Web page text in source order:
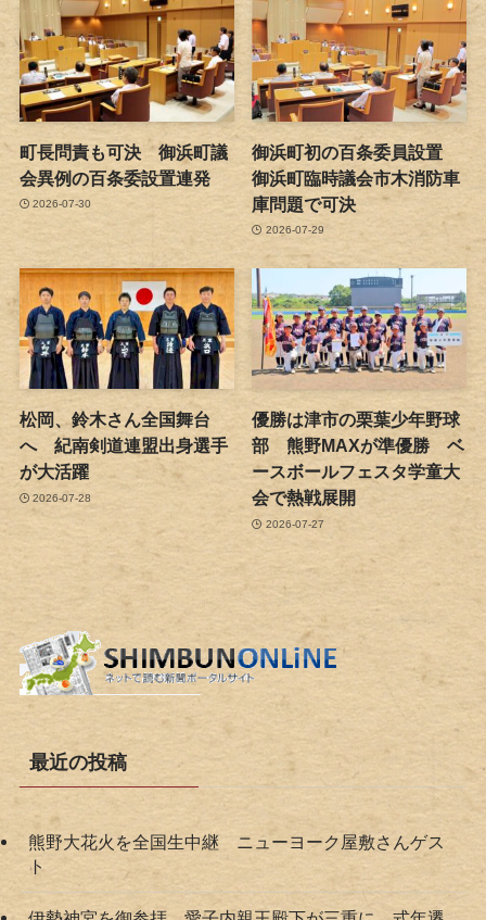
町長問責も可決 御浜町議
会異例の百条委設置連発
2026-07-30
御浜町初の百条委員設置
御浜町臨時議会市木消防車
庫問題で可決
2026-07-29
松岡、鈴木さん全国舞台
へ 紀南剣道連盟出身選手
が大活躍
2026-07-28
優勝は津市の栗葉少年野球
部 熊野MAXが準優勝 ベ
ースボールフェスタ学童大
会で熱戦展開
2026-07-27
最近の投稿
熊野大花火を全国生中継 ニューヨーク屋敷さんゲス
ト